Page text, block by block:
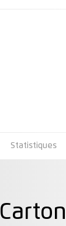
Statistiques